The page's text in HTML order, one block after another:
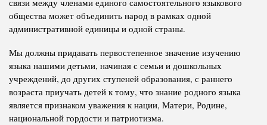
связи между членами единого самостоятельного языкового
общества может объединить народ в рамках одной
административной единицы и одной страны.
Мы должны придавать первостепенное значение изучению
языка нашими детьми, начиная с семьи и дошкольных
учреждений, до других ступеней образования, с раннего
возраста приучать детей к тому, что знание родного языка
является признаком уважения к нации, Матери, Родине,
национальной гордости и патриотизма.